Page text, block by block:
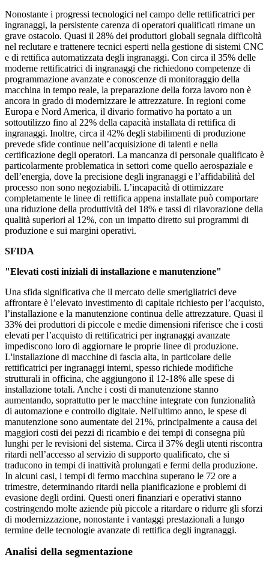
Nonostante i progressi tecnologici nel campo delle rettificatrici per
ingranaggi, la persistente carenza di operatori qualificati rimane un
grave ostacolo. Quasi il 28% dei produttori globali segnala difficoltà
nel reclutare e trattenere tecnici esperti nella gestione di sistemi CNC
e di rettifica automatizzata degli ingranaggi. Con circa il 35% delle
moderne rettificatrici di ingranaggi che richiedono competenze di
programmazione avanzate e conoscenze di monitoraggio della
macchina in tempo reale, la preparazione della forza lavoro non è
ancora in grado di modernizzare le attrezzature. In regioni come
Europa e Nord America, il divario formativo ha portato a un
sottoutilizzo fino al 22% della capacità installata di rettifica di
ingranaggi. Inoltre, circa il 42% degli stabilimenti di produzione
prevede sfide continue nell’acquisizione di talenti e nella
certificazione degli operatori. La mancanza di personale qualificato è
particolarmente problematica in settori come quello aerospaziale e
dell’energia, dove la precisione degli ingranaggi e l’affidabilità del
processo non sono negoziabili. L’incapacità di ottimizzare
completamente le linee di rettifica appena installate può comportare
una riduzione della produttività del 18% e tassi di rilavorazione della
qualità superiori al 12%, con un impatto diretto sui programmi di
produzione e sui margini operativi.
SFIDA
"Elevati costi iniziali di installazione e manutenzione"
Una sfida significativa che il mercato delle smerigliatrici deve
affrontare è l’elevato investimento di capitale richiesto per l’acquisto,
l’installazione e la manutenzione continua delle attrezzature. Quasi il
33% dei produttori di piccole e medie dimensioni riferisce che i costi
elevati per l’acquisto di rettificatrici per ingranaggi avanzate
impediscono loro di aggiornare le proprie linee di produzione.
L'installazione di macchine di fascia alta, in particolare delle
rettificatrici per ingranaggi interni, spesso richiede modifiche
strutturali in officina, che aggiungono il 12-18% alle spese di
installazione totali. Anche i costi di manutenzione stanno
aumentando, soprattutto per le macchine integrate con funzionalità
di automazione e controllo digitale. Nell'ultimo anno, le spese di
manutenzione sono aumentate del 21%, principalmente a causa dei
maggiori costi dei pezzi di ricambio e dei tempi di consegna più
lunghi per le revisioni del sistema. Circa il 37% degli utenti riscontra
ritardi nell’accesso al servizio di supporto qualificato, che si
traducono in tempi di inattività prolungati e fermi della produzione.
In alcuni casi, i tempi di fermo macchina superano le 72 ore a
trimestre, determinando ritardi nella pianificazione e problemi di
evasione degli ordini. Questi oneri finanziari e operativi stanno
costringendo molte aziende più piccole a ritardare o ridurre gli sforzi
di modernizzazione, nonostante i vantaggi prestazionali a lungo
termine delle tecnologie avanzate di rettifica degli ingranaggi.
Analisi della segmentazione